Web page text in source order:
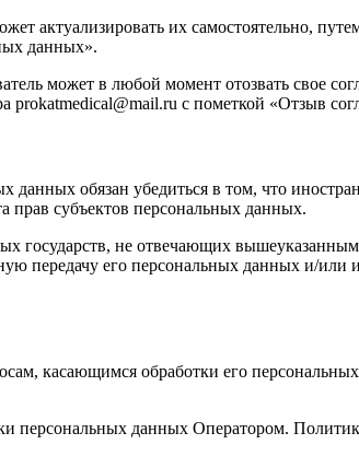
актуализировать их самостоятельно,
данных».
может в любой момент отозвать свое
с пометкой «Отзыв
обязан убедиться в том, что
прав субъектов персональных данных.
государств, не отвечающих
передачу его персональных данных и/или
касающимся обработки его
данных Оператором.